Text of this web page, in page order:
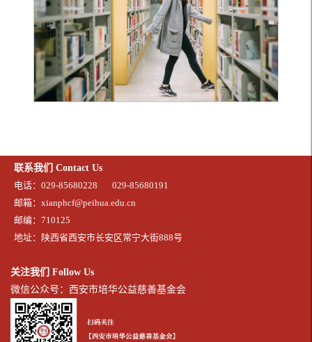
联系我们 Contact Us
电话：029-85680228
029-85680191
邮箱：xianphcf@peihua.edu.cn
邮编：710125
地址：陕西省西安市长安区常宁大街888号
关注我们 Follow Us
微信公众号：西安市培华公益慈善基金会